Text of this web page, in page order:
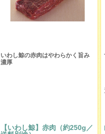
いわし鯨の赤肉はやわらかく旨み
濃厚
【いわし鯨】赤肉（約250g／